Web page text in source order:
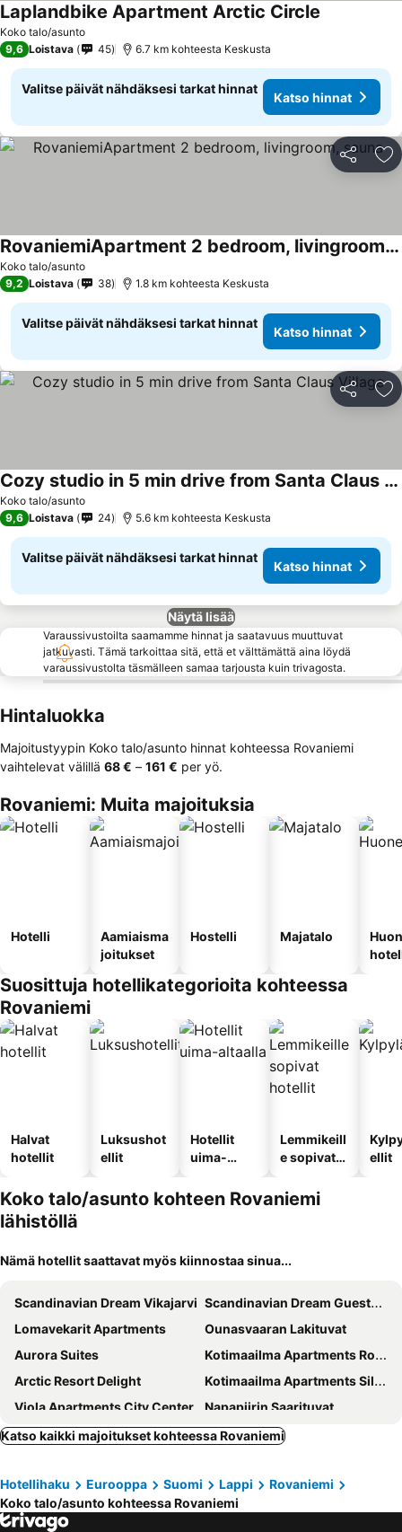
Koko talo/asunto
Laplandbike Apartment Arctic Circle
9,6 Loistava 45 6.7 km kohteesta Keskusta
Valitse päivät nähdäksesi tarkat hinnat
Katso hinnat
Jaa
Koko talo/asunto
RovaniemiApartment 2 bedroom, livingroom, sauna
9,2 Loistava 38 1.8 km kohteesta Keskusta
Valitse päivät nähdäksesi tarkat hinnat
Katso hinnat
Jaa
Koko talo/asunto
Cozy studio in 5 min drive from Santa Claus Village
9,6 Loistava 24 5.6 km kohteesta Keskusta
Valitse päivät nähdäksesi tarkat hinnat
Katso hinnat
Näytä lisää
Varaussivustoilta saamamme hinnat ja saatavuus muuttuvat
jatkuvasti. Tämä tarkoittaa sitä, että et välttämättä aina löydä
varaussivustolta täsmälleen samaa tarjousta kuin trivagosta.
Hintaluokka
Majoitustyypin Koko talo/asunto hinnat kohteessa Rovaniemi
vaihtelevat välillä ‎68 € – ‎161 € per yö.
Rovaniemi: Muita majoituksia
Hotelli
Aamiaisma
joitukset
Hostelli Majatalo
Suosittuja hotellikategorioita kohteessa
Rovaniemi
Halvat
hotellit
Luksushot
ellit
Hotellit
uima-
Lemmikeill
e sopivat
ellit
Koko talo/asunto kohteen Rovaniemi
lähistöllä
Nämä hotellit saattavat myös kiinnostaa sinua...
Scandinavian Dream Vikajarvi Scandinavian Dream Guesthouse and Apartments
Lomavekarit Apartments
Ounasvaaran Lakituvat
Aurora Suites
Kotimaailma Apartments Rovaniemi
Arctic Resort Delight
Kotimaailma Apartments Siljotie
Viola Apartments City Center
Napapiirin Saarituvat
Nordic Home
Hotel Aakenus Apartment Vartio
Room in Polar Circle
Lakeland Apartments
Apartment Lapinmaa A
A room (or 2 or 3) in a Lapland House of Dreams
Katso kaikki majoitukset kohteessa Rovaniemi
Hotellihaku Eurooppa Suomi Lappi
Rovaniemi
Koko talo/asunto kohteessa Rovaniemi